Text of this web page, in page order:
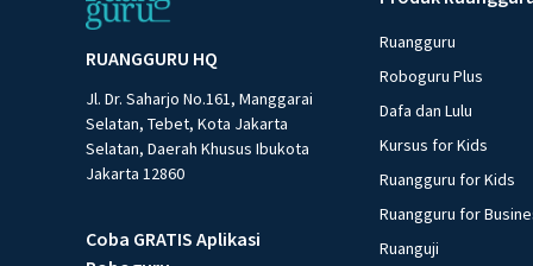
RUANGGURU HQ
Jl. Dr. Saharjo No.161, Manggarai
Selatan, Tebet, Kota Jakarta
Selatan, Daerah Khusus Ibukota
Jakarta 12860
Coba GRATIS Aplikasi
Ruangguru
Roboguru Plus
Dafa dan Lulu
Kursus for Kids
Ruangguru for Kids
Ruangguru for
Ruanguji